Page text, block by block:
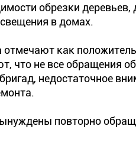
обрезки
в домах.
отмечают как
что не все обращения
недостаточное
повторно